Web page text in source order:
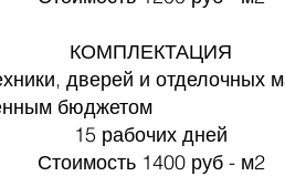
КОМПЛЕКТАЦИЯ
дверей и отделочных
бюджетом
15 рабочих дней
Стоимость 1400 руб - м2